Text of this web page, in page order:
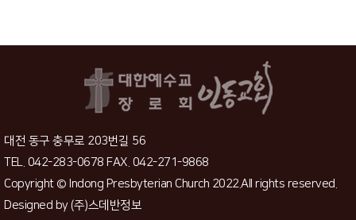
대전 동구 충무로 203번길 56
TEL. 042-283-0678 FAX. 042-271-9868
Copyright © Indong Presbyterian Church 2022.All rights reserved.
Designed by(주)스데반정보